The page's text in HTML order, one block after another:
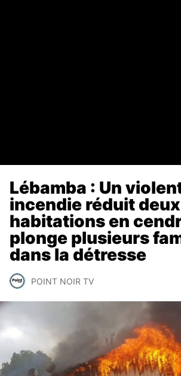
Lébamba : Un
incendie réduit deux
habitations en
plonge plusieurs
dans la détresse
POINT NOIR TV